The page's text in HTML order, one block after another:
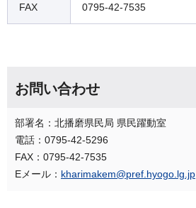
FAX 0795-42-7535
お問い合わせ
部署名：北播磨県民局 県民躍動室
電話：0795-42-5296
FAX：0795-42-7535
Eメール： kharimakem@pref.hyogo.lg.jp